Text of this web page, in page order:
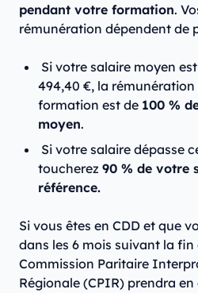
pendant votre formation.
rémunération dépendent de
Si votre salaire moyen
494,40 €, la
formation est de 100 %
moyen.
Si votre salaire dépasse
toucherez 90 % de votre
référence.
Si vous êtes en CDD et que
dans les 6 mois suivant la
Commission Paritaire
Régionale (CPIR) prendra